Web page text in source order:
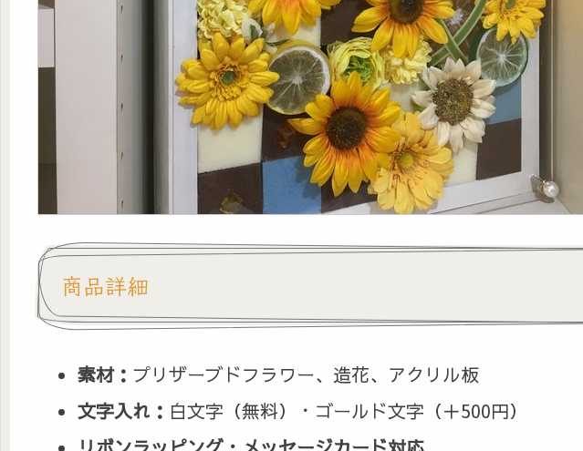
商品詳細
素材： プリザーブドフラワー、造花、アクリル板
文字入れ： 白文字（無料）・ゴールド文字（＋500円）